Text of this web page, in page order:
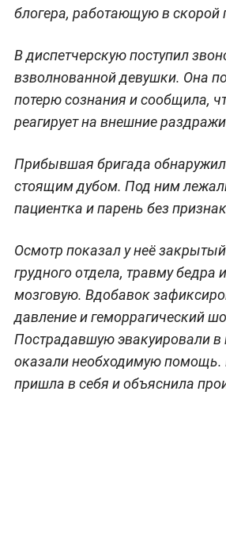
блогера, работающую в
В диспетчерскую поступил
взволнованной девушки. Она
потерю сознания и сообщила,
реагирует на внешние
Прибывшая бригада
стоящим дубом. Под ним
пациентка и парень без
Осмотр показал у неё
грудного отдела, травму бедра
мозговую. Вдобавок
давление и геморрагический
Пострадавшую эвакуировали в
оказали необходимую помощь.
пришла в себя и объяснила